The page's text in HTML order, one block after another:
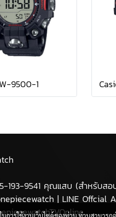
9500-1
193-9541 คุณแสบ (สำหรับสอ
| LINE Offcial